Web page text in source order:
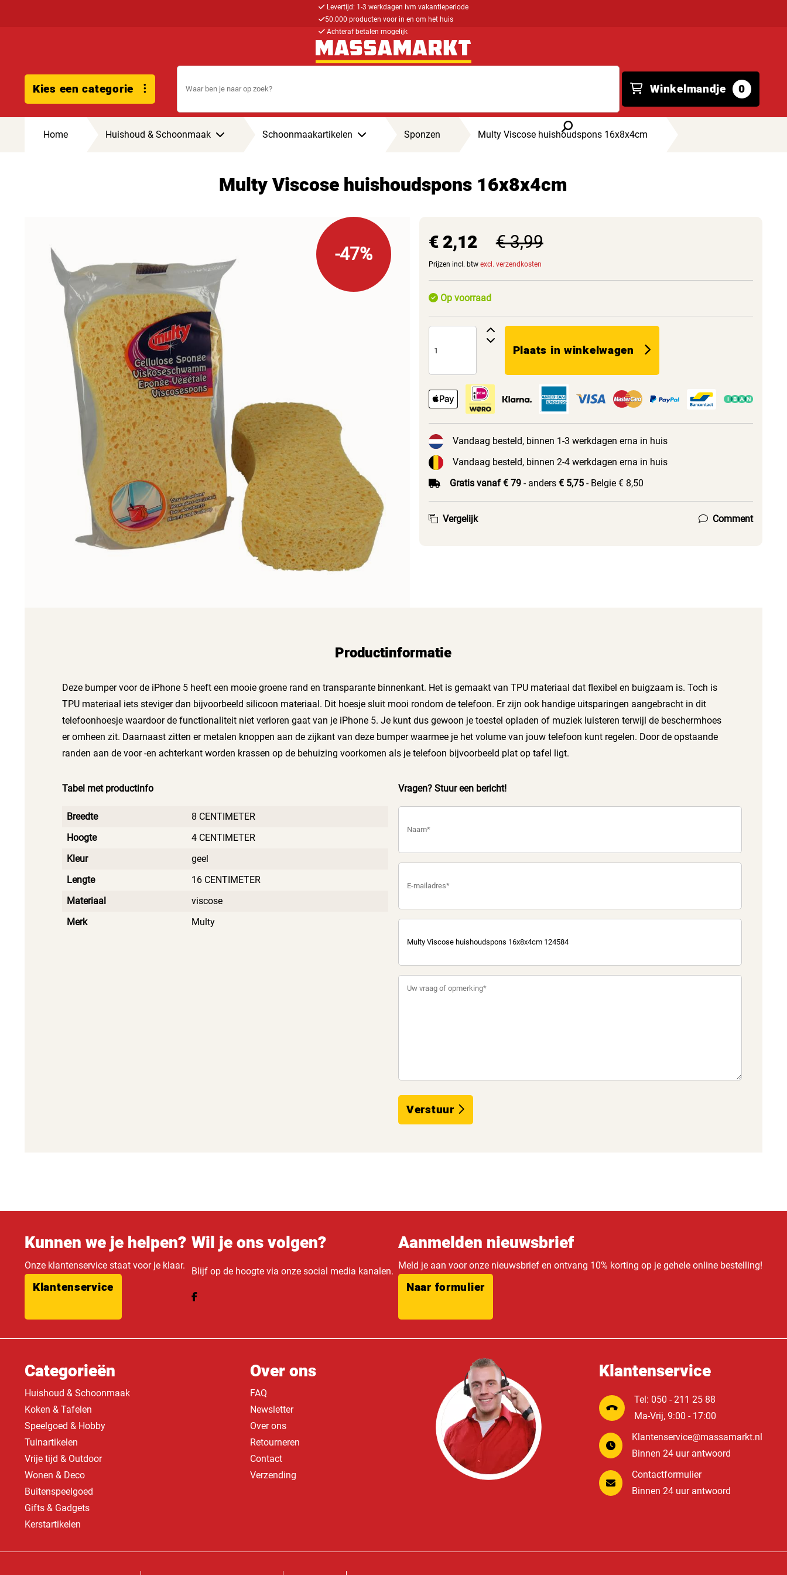
Levertijd: 1-3 werkdagen ivm vakantieperiode
50.000 producten voor in en om het huis
Achteraf betalen mogelijk
Kies een categorie Winkelmandje 0
Home Huishoud & Schoonmaak Schoonmaakartikelen Sponzen Multy Viscose huishoudspons 16x8x4cm
Multy Viscose huishoudspons 16x8x4cm
-47% € 2,12 € 3,99
Prijzen incl. btw excl. verzendkosten
Op voorraad
Plaats in winkelwagen
Vandaag besteld, binnen 1-3 werkdagen erna in huis
Vandaag besteld, binnen 2-4 werkdagen erna in huis
Gratis vanaf € 79- anders € 5,75- Belgie € 8,50
Vergelijk Comment
Productinformatie
Deze bumper voor de iPhone 5 heeft een mooie groene rand en transparante binnenkant. Het is gemaakt van TPU materiaal dat flexibel en buigzaam is. Toch is
TPU materiaal iets steviger dan bijvoorbeeld silicoon materiaal. Dit hoesje sluit mooi rondom de telefoon. Er zijn ook handige uitsparingen aangebracht in dit
telefoonhoesje waardoor de functionaliteit niet verloren gaat van je iPhone 5. Je kunt dus gewoon je toestel opladen of muziek luisteren terwijl de beschermhoes
er omheen zit. Daarnaast zitten er metalen knoppen aan de zijkant van deze bumper waarmee je het volume van jouw telefoon kunt regelen. Door de opstaande
randen aan de voor -en achterkant worden krassen op de behuizing voorkomen als je telefoon bijvoorbeeld plat op tafel ligt.
Tabel met productinfo
Breedte
8 CENTIMETER
Hoogte
4 CENTIMETER
Kleur
geel
Lengte
16 CENTIMETER
Materiaal
viscose
Merk
Multy
Vragen? Stuur een bericht!
Verstuur
Kunnen we je helpen?
Onze klantenservice staat voor je klaar.
Klantenservice
Wil je ons volgen?
Blijf op de hoogte via onze social media kanalen.
Aanmelden nieuwsbrief
Meld je aan voor onze nieuwsbrief en ontvang 10% korting op je gehele online bestelling!
Naar formulier
Categorieën
Huishoud & Schoonmaak
Koken & Tafelen
Speelgoed & Hobby
Tuinartikelen
Vrije tijd & Outdoor
Wonen & Deco
Buitenspeelgoed
Gifts & Gadgets
Kerstartikelen
Over ons
FAQ
Newsletter
Over ons
Retourneren
Contact
Verzending
Klantenservice
Tel: 050 - 211 25 88
Ma-Vrij, 9:00 - 17:00
Klantenservice@massamarkt.nl
Binnen 24 uur antwoord
Contactformulier
Binnen 24 uur antwoord